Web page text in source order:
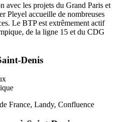
avec les projets du Grand Paris et
Pleyel accueille de nombreuses
Le BTP est extrêmement actif
de la ligne 15 et du CDG
Denis
France, Landy, Confluence